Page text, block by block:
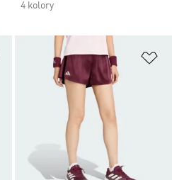
4 kolory
Dodaj do listy życzeń